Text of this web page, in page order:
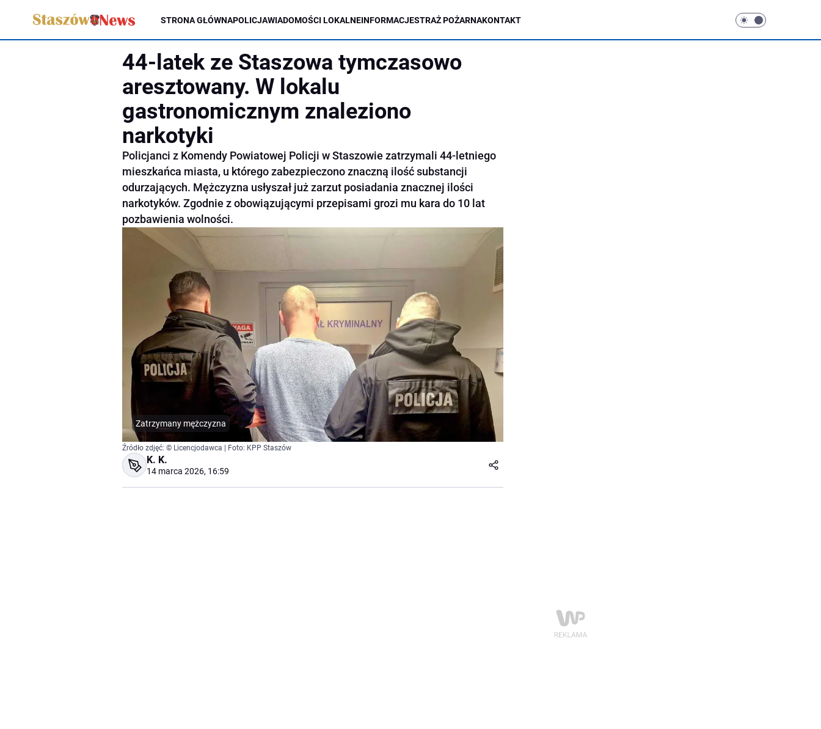
STRONA GŁÓWNAPOLICJAWIADOMOŚCI LOKALNEINFORMACJESTRAŻ POŻARNAKONTAKT
44-latek ze Staszowa tymczasowo
aresztowany. W lokalu
gastronomicznym znaleziono
narkotyki
Policjanci z Komendy Powiatowej Policji w Staszowie zatrzymali 44-letniego
mieszkańca miasta, u którego zabezpieczono znaczną ilość substancji
odurzających. Mężczyzna usłyszał już zarzut posiadania znacznej ilości
narkotyków. Zgodnie z obowiązującymi przepisami grozi mu kara do 10 lat
pozbawienia wolności.
Zatrzymany mężczyzna
Źródło zdjęć: © Licencjodawca | Foto: KPP Staszów
K. K.
14 marca 2026, 16:59